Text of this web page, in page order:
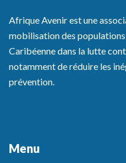
Afrique Avenir est une
mobilisation des
Caribéenne dans la lutte
notamment de réduire les
prévention.
Menu